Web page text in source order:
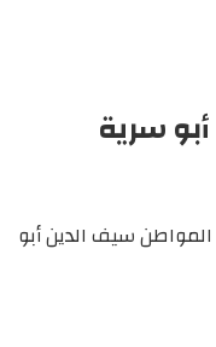
سرية
المواطن سيف الدين أبو